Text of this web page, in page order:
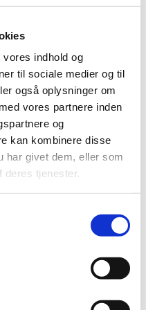
indhold og
til sociale medier og til
også oplysninger om
vores partnere inden
og
kan kombinere disse
har givet dem, eller som
deres tjenester.
tre år. Der
da optagelse
på ansøgerens første
kan levere national
ansøgere
eksamensgennemsnit
via Den Koordinerede